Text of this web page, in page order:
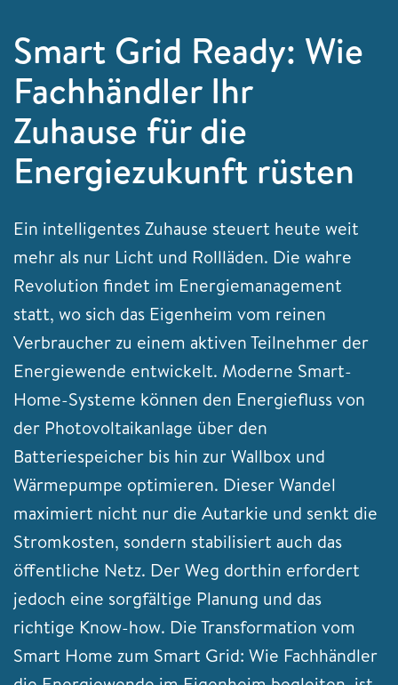
Smart Grid Ready: Wie
Fachhändler Ihr
Zuhause für die
Energiezukunft rüsten
Ein intelligentes Zuhause steuert heute weit
mehr als nur Licht und Rollläden. Die wahre
Revolution findet im Energiemanagement
statt, wo sich das Eigenheim vom reinen
Verbraucher zu einem aktiven Teilnehmer der
Energiewende entwickelt. Moderne Smart-
Home-Systeme können den Energiefluss von
der Photovoltaikanlage über den
Batteriespeicher bis hin zur Wallbox und
Wärmepumpe optimieren. Dieser Wandel
maximiert nicht nur die Autarkie und senkt die
Stromkosten, sondern stabilisiert auch das
öffentliche Netz. Der Weg dorthin erfordert
jedoch eine sorgfältige Planung und das
richtige Know-how. Die Transformation vom
Smart Home zum Smart Grid: Wie Fachhändler